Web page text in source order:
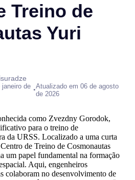
Treino de
Yuri
janeiro de •Atualizado em 06 de agosto
de 2026
como Zvezdny Gorodok,
para o treino de
da URSS. Localizado a uma curta
de Treino de Cosmonautas
um papel fundamental na formação
Aqui, engenheiros
colaboram no desenvolvimento de